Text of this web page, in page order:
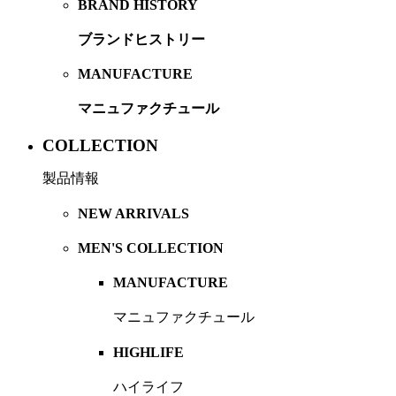
BRAND HISTORY
ブランドヒストリー
MANUFACTURE
マニュファクチュール
COLLECTION
製品情報
NEW ARRIVALS
MEN'S COLLECTION
MANUFACTURE
マニュファクチュール
HIGHLIFE
ハイライフ